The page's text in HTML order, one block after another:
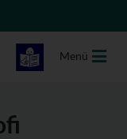
Menü